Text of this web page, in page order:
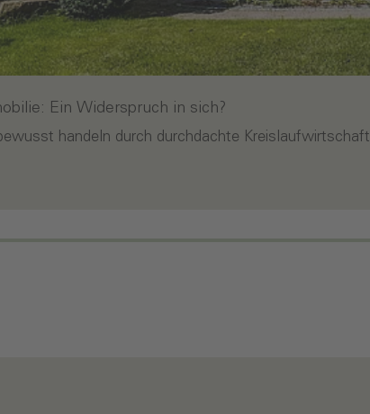
Ein Widerspruch in sich?
handeln durch durchdachte Kreislaufwirtschaft